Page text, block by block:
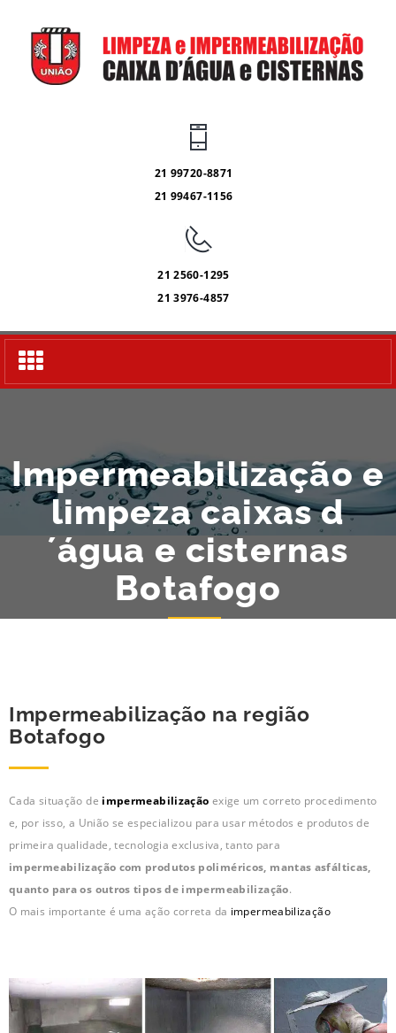
21 99720-8871
21 99467-1156
21 2560-1295
21 3976-4857
Alternar
navegação
Impermeabilização e
limpeza caixas d
´água e cisternas
Botafogo
Impermeabilização na região
Botafogo
Cada situação de impermeabilização exige um correto procedimento
e, por isso, a União se especializou para usar métodos e produtos de
primeira qualidade, tecnologia exclusiva, tanto para
impermeabilização com produtos poliméricos, mantas asfálticas,
quanto para os outros tipos de impermeabilização.
O mais importante é uma ação correta da impermeabilização